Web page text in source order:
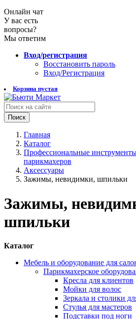
Онлайн чат
У вас есть
вопросы?
Мы ответим
Вход/регистрация
Восстановить пароль
Вход/Регистрация
Корзина пустая
Поиск
Главная
Каталог
Профессиональные
парикмахеров
Аксессуары
Зажимы, невидимки, шпильки
Зажимы,
шпильки
Каталог
Мебель и оборудование для
Парикмахерское
Кресла для клиентов
Мойки для волос
Зеркала и столики
Стулья для мастеров
Подставки под ноги